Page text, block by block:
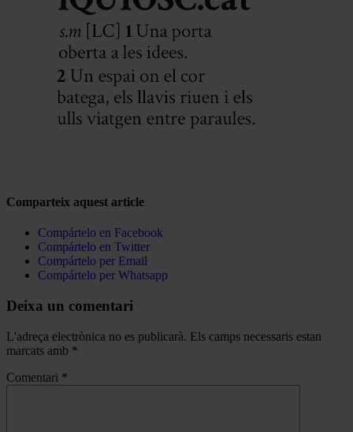
Comparteix aquest article
Compártelo en Facebook
Compártelo en Twitter
Compártelo per Email
Compártelo per Whatsapp
Deixa un comentari
L'adreça electrònica no es publicarà. Els camps necessaris estan
marcats amb *
Comentari *